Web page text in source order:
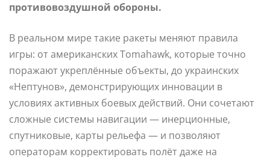
противовоздушной обороны.
В реальном мире такие ракеты меняют правила
игры: от американских Tomahawk, которые точно
поражают укреплённые объекты, до украинских
«Нептунов», демонстрирующих инновации в
условиях активных боевых действий. Они сочетают
сложные системы навигации — инерционные,
спутниковые, карты рельефа — и позволяют
операторам корректировать полёт даже на